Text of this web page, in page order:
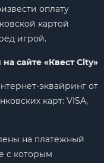
оплату
картой
игрой.
сайте «Квест City»
эквайринг от
карт: VISA,
на платежный
с которым